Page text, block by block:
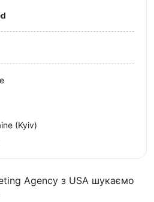
Agency з USA шукаємо
(Kyiv)